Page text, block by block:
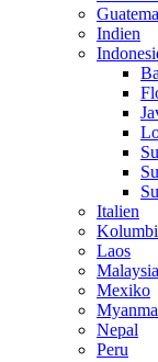
Indien
Italien
Laos
Malaysia
Mexiko
Nepal
Peru